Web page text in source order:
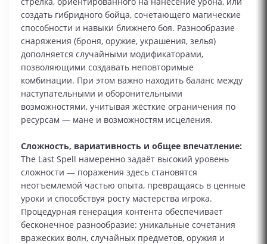
создать гибридного бойца, сочетающего магические
способности и навыки ближнего боя. Разнообразие
снаряжения (броня, оружие, украшения, зелья)
дополняется случайными модификаторами,
позволяющими создавать неповторимые
комбинации. При этом важно находить баланс между
наступательными и оборонительными
возможностями, учитывая жёсткие ограничения по
ресурсам — мане и возможностям исцеления.
Сложность, вариативность и общее впечатление:
The Last Spell намеренно задаёт высокий уровень
сложности — поражения здесь становятся
неотъемлемой частью опыта, превращаясь в ценные
уроки и способствуя росту мастерства игрока.
Процедурная генерация контента обеспечивает
бесконечное разнообразие: уникальные сочетания
вражеских волн, случайных предметов, оружия и